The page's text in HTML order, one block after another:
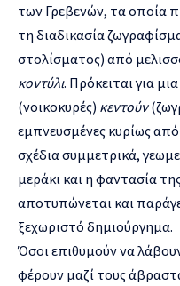
των Γρεβενών, τα οποία
τη διαδικασία
στολίσματος) από
κοντύλι. Πρόκειται για
(νοικοκυρές) κεντούν
εμπνευσμένες κυρίως
σχέδια συμμετρικά,
μεράκι και η φαντασία
αποτυπώνεται και
ξεχωριστό δημιούργημα.
Όσοι επιθυμούν να
φέρουν μαζί τους